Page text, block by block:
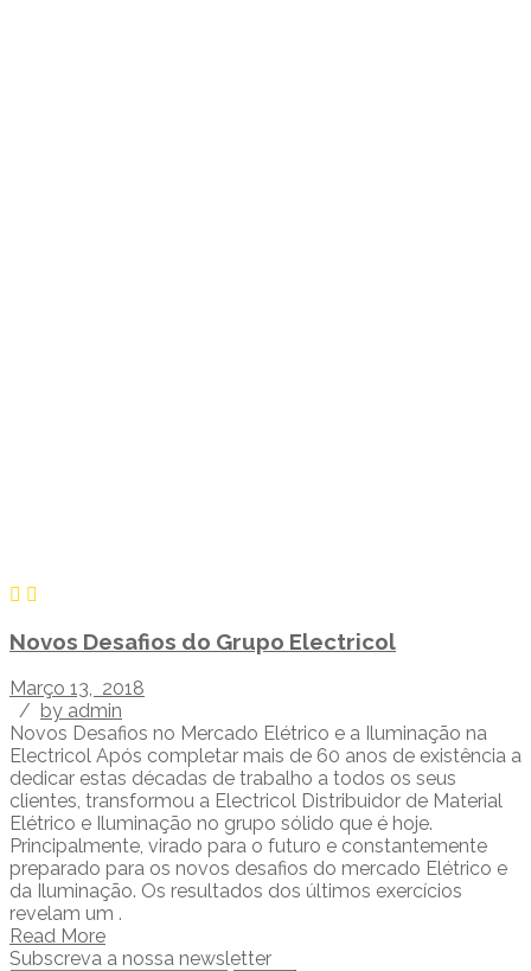
Novos Desafios do Grupo Electricol
Março 13, 2018
/ by admin
Novos Desafios no Mercado Elétrico e a Iluminação na
Electricol Após completar mais de 60 anos de existência a
dedicar estas décadas de trabalho a todos os seus
clientes, transformou a Electricol Distribuidor de Material
Elétrico e Iluminação no grupo sólido que é hoje.
Principalmente, virado para o futuro e constantemente
preparado para os novos desafios do mercado Elétrico e
da Iluminação. Os resultados dos últimos exercícios
revelam um .
Read More
Subscreva a nossa newsletter